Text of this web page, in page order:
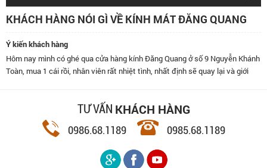
KHÁCH HÀNG NÓI GÌ VỀ KÍNH MÁT ĐĂNG QUANG
Ý kiến khách hàng
có ghé qua cửa hàng kính Đăng Quang ở số 9 Nguyễn Khánh
1 cái rồi, nhân viên rất nhiệt tình, nhất định sẽ quay lại và giới
Đã dùng
thái độ
TƯ VẤN KHÁCH HÀNG
0986.68.1189 0985.68.1189